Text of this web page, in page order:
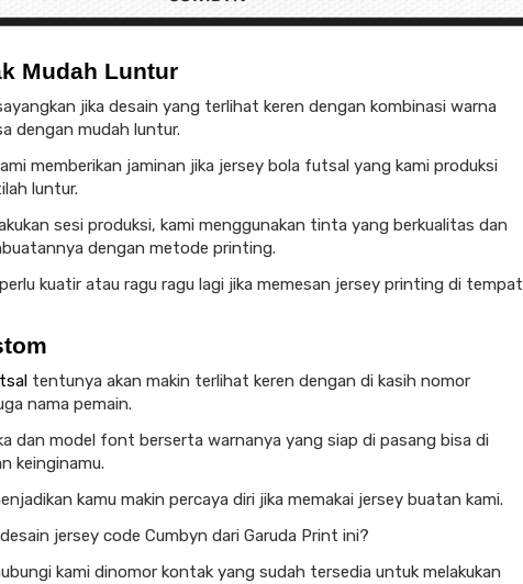
Mudah Luntur
jika desain yang terlihat keren dengan kombinasi warna
dengan mudah luntur.
memberikan jaminan jika jersey bola futsal yang kami produksi
luntur.
sesi produksi, kami menggunakan tinta yang berkualitas dan
dengan metode printing.
kuatir atau ragu ragu lagi jika memesan jersey printing di tempat
tentunya akan makin terlihat keren dengan di kasih nomor
nama pemain.
dan model font berserta warnanya yang siap di pasang bisa di
keinginamu.
kamu makin percaya diri jika memakai jersey buatan kami.
jersey code Cumbyn dari Garuda Print ini?
kami dinomor kontak yang sudah tersedia untuk melakukan